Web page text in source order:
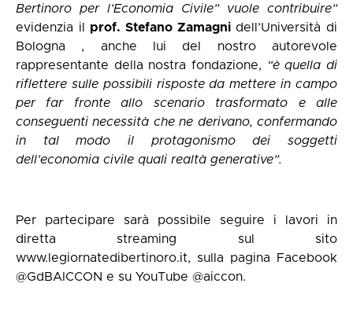
Bertinoro per l’Economia Civile” vuole contribuire”
evidenzia il prof. Stefano Zamagnidell’Università di
Bologna , anche lui del nostro autorevole
rappresentante della nostra fondazione,
“è quella di
riflettere sulle possibili risposte da mettere in campo
per far fronte allo scenario trasformato e alle
conseguenti necessità che ne derivano, confermando
in tal modo il protagonismo dei soggetti
dell’economia civile quali realtà generative”.
Per partecipare sarà possibile seguire i lavori in
diretta streaming sul sito
www.legiornatedibertinoro.it, sulla pagina Facebook
@GdBAICCON e su YouTube @aiccon.